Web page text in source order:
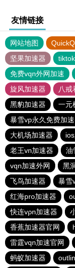
友情链接
网站地图 QuickQ
坚果加速器
免费vqn外网加速
旋风加速器
八戒
黑豹加速器
一元
暴雪vp永久免费加
大机场加速器
老王vn加速器
油
vqn加速外网
黑
飞鸟加速器
暴雪
红海pro加速器
快连vρn加速器
香蕉加速器官网
雷霆vqn加速官网
蚂蚁加速器